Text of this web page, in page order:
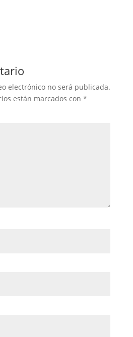
electrónico no será publicada.
están marcados con *